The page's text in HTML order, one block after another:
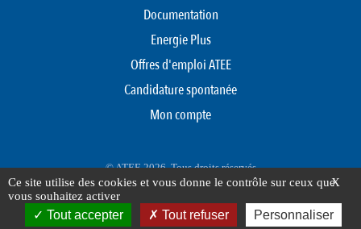
Documentation
Energie Plus
Offres d'emploi ATEE
Candidature spontanée
Mon compte
© ATEE 2026. Tous droits réservés
FOOTER
Protection des données personnelles Plan du site
X
Ce site utilise des cookies et vous donne le contrôle sur ceux que
vous souhaitez activer
Tout accepter Tout refuser Personnaliser